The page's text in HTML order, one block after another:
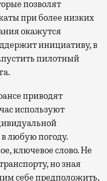
позволят
при более низких
окажутся
инициативу, в
пилотный
приводят
используют
любую погоду.
ключевое слово. Не
но зная
себе предположить,